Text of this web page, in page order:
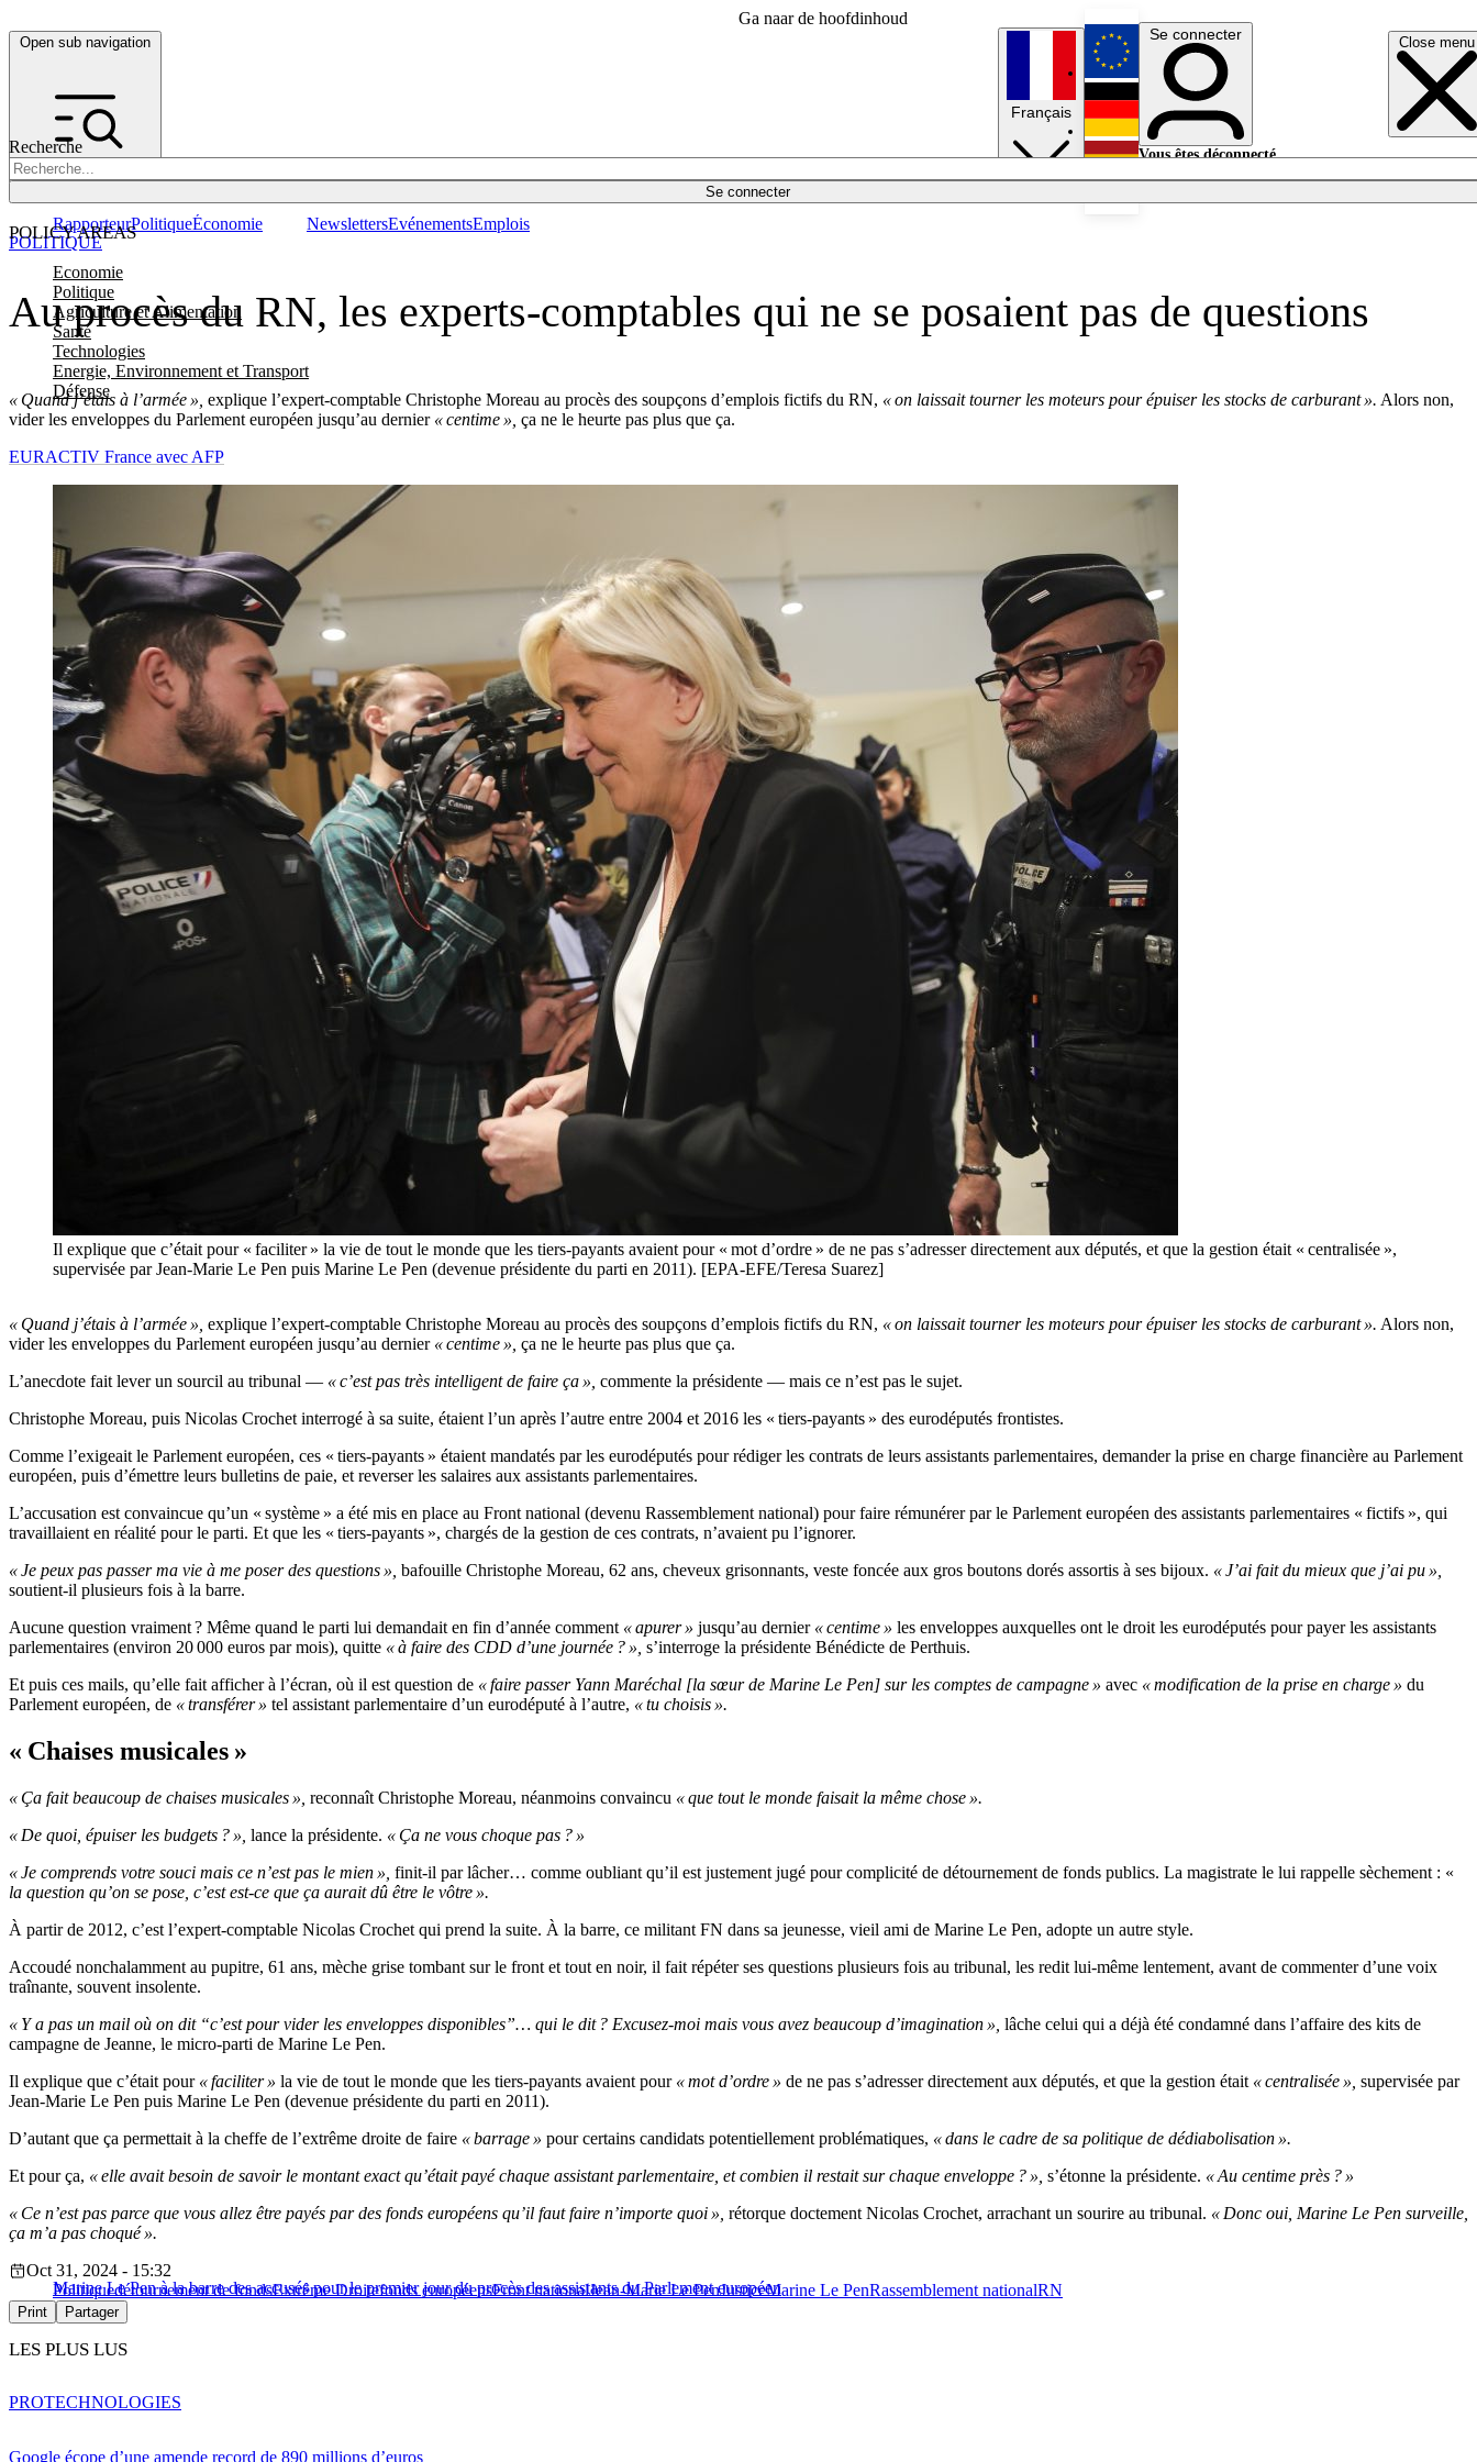
Ga naar de hoofdinhoud
Open sub navigation Close menu
Recherche
Se connecter
POLICY AREAS
Economie
Politique
Agriculture et Alimentation
Santé
Technologies
Energie, Environnement et Transport
Défense
RapporteurPolitiqueÉconomie NewslettersEvénementsEmplois
Français
English
Deutsch
Se connecter
Vous êtes déconnecté.
Au procès du RN, les experts-comptables qui ne se posaient pas de questions
« Quand j’étais à l’armée », explique l’expert-comptable Christophe Moreau au procès des soupçons d’emplois fictifs du RN, « on laissait tourner les moteurs pour épuiser les stocks de carburant ». Alors non,
vider les enveloppes du Parlement européen jusqu’au dernier « centime », ça ne le heurte pas plus que ça.
POLITIQUE
EURACTIV France avec AFP
Il explique que c’était pour « faciliter » la vie de tout le monde que les tiers-payants avaient pour « mot d’ordre » de ne pas s’adresser directement aux députés, et que la gestion était « centralisée »,
supervisée par Jean-Marie Le Pen puis Marine Le Pen (devenue présidente du parti en 2011). [EPA-EFE/Teresa Suarez]
« Quand j’étais à l’armée », explique l’expert-comptable Christophe Moreau au procès des soupçons d’emplois fictifs du RN, « on laissait tourner les moteurs pour épuiser les stocks de carburant ». Alors non,
vider les enveloppes du Parlement européen jusqu’au dernier « centime », ça ne le heurte pas plus que ça.
L’anecdote fait lever un sourcil au tribunal — « c’est pas très intelligent de faire ça », commente la présidente — mais ce n’est pas le sujet.
Christophe Moreau, puis Nicolas Crochet interrogé à sa suite, étaient l’un après l’autre entre 2004 et 2016 les « tiers-payants » des eurodéputés frontistes.
Comme l’exigeait le Parlement européen, ces « tiers-payants » étaient mandatés par les eurodéputés pour rédiger les contrats de leurs assistants parlementaires, demander la prise en charge financière au Parlement
européen, puis d’émettre leurs bulletins de paie, et reverser les salaires aux assistants parlementaires.
L’accusation est convaincue qu’un « système » a été mis en place au Front national (devenu Rassemblement national) pour faire rémunérer par le Parlement européen des assistants parlementaires « fictifs », qui
travaillaient en réalité pour le parti. Et que les « tiers-payants », chargés de la gestion de ces contrats, n’avaient pu l’ignorer.
« Je peux pas passer ma vie à me poser des questions », bafouille Christophe Moreau, 62 ans, cheveux grisonnants, veste foncée aux gros boutons dorés assortis à ses bijoux. « J’ai fait du mieux que j’ai pu »,
soutient-il plusieurs fois à la barre.
Aucune question vraiment ? Même quand le parti lui demandait en fin d’année comment « apurer » jusqu’au dernier« centime » les enveloppes auxquelles ont le droit les eurodéputés pour payer les assistants
parlementaires (environ 20 000 euros par mois), quitte « à faire des CDD d’une journée ? », s’interroge la présidente Bénédicte de Perthuis.
Et puis ces mails, qu’elle fait afficher à l’écran, où il est question de « faire passer Yann Maréchal [la sœur de Marine Le Pen] sur les comptes de campagne » avec « modification de la prise en charge » du
Parlement européen, de « transférer » tel assistant parlementaire d’un eurodéputé à l’autre, « tu choisis ».
« Chaises musicales »
« Ça fait beaucoup de chaises musicales », reconnaît Christophe Moreau, néanmoins convaincu « que tout le monde faisait la même chose ».
« De quoi, épuiser les budgets ? », lance la présidente. « Ça ne vous choque pas ? »
« Je comprends votre souci mais ce n’est pas le mien », finit-il par lâcher… comme oubliant qu’il est justement jugé pour complicité de détournement de fonds publics. La magistrate le lui rappelle sèchement : «
la question qu’on se pose, c’est est-ce que ça aurait dû être le vôtre ».
À partir de 2012, c’est l’expert-comptable Nicolas Crochet qui prend la suite. À la barre, ce militant FN dans sa jeunesse, vieil ami de Marine Le Pen, adopte un autre style.
Accoudé nonchalamment au pupitre, 61 ans, mèche grise tombant sur le front et tout en noir, il fait répéter ses questions plusieurs fois au tribunal, les redit lui-même lentement, avant de commenter d’une voix
traînante, souvent insolente.
« Y a pas un mail où on dit “c’est pour vider les enveloppes disponibles”… qui le dit ? Excusez-moi mais vous avez beaucoup d’imagination », lâche celui qui a déjà été condamné dans l’affaire des kits de
campagne de Jeanne, le micro-parti de Marine Le Pen.
Il explique que c’était pour « faciliter » la vie de tout le monde que les tiers-payants avaient pour« mot d’ordre » de ne pas s’adresser directement aux députés, et que la gestion était « centralisée », supervisée par
Jean-Marie Le Pen puis Marine Le Pen (devenue présidente du parti en 2011).
D’autant que ça permettait à la cheffe de l’extrême droite de faire « barrage » pour certains candidats potentiellement problématiques, « dans le cadre de sa politique de dédiabolisation ».
Et pour ça, « elle avait besoin de savoir le montant exact qu’était payé chaque assistant parlementaire, et combien il restait sur chaque enveloppe ? », s’étonne la présidente. « Au centime près ? »
« Ce n’est pas parce que vous allez être payés par des fonds européens qu’il faut faire n’importe quoi », rétorque doctement Nicolas Crochet, arrachant un sourire au tribunal. « Donc oui, Marine Le Pen surveille,
ça m’a pas choqué ».
Marine Le Pen à la barre des accusés pour le premier jour du procès des assistants du Parlement européen
Oct 31, 2024 - 15:32
Politiquedétournement de fondsExtrême Droitefonds européensFront nationalJean-Marie Le PenJusticeMarine Le PenRassemblement nationalRN
Print Partager
LES PLUS LUS
Google écope d’une amende record de 890 millions d’euros
PROTECHNOLOGIES